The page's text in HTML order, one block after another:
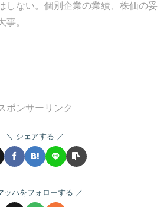
しない。個別企業の業績、株価の妥
事。
ポンサーリンク
シェアする
ッハをフォローする